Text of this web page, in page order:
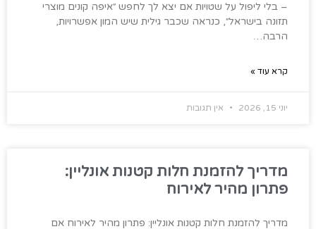
– בלי ליפול על שטויות אם יצא לך לחפש ״איפה קונים מוצרי
תזונה בישראל״, כנראה שכבר גילית שיש המון אפשרויות,
הרבה…
קרא עוד »
יוני 15, 2026 אין תגובות
מדריך להזמנת חלות קטנות אונליין:
פתרון מהיר לאירוח
מדריך להזמנת חלות קטנות אונליין: פתרון מהיר לאירוח אם